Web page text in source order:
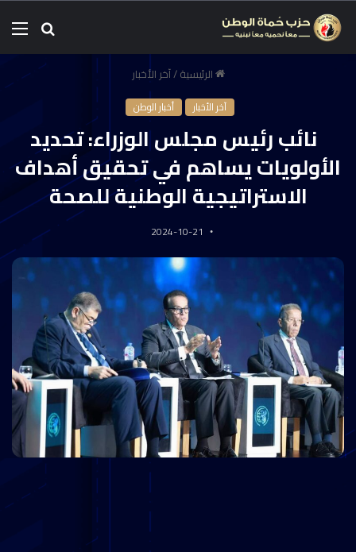
الرئيسية/آخر الأخبار
آخر الأخبار أخبار الوطن
نائب رئيس مجلس الوزراء: تحديد
الأولويات يساهم في تحقيق أهداف
الاستراتيجية الوطنية للصحة
2024-10-21